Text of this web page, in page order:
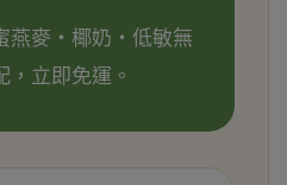
燕麥・椰奶・低敏無
，立即免運。